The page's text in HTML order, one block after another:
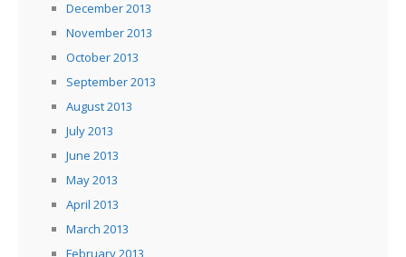
December 2013
November 2013
October 2013
September 2013
August 2013
July 2013
June 2013
May 2013
April 2013
March 2013
February 2013